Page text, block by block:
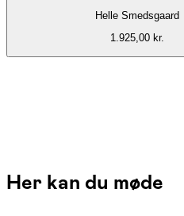
Helle Smedsgaard
1.925,00 kr.
Her kan du møde